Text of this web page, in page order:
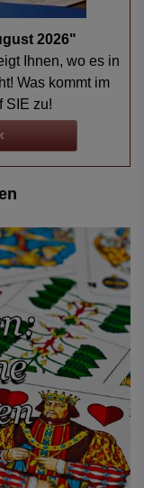
2026"
Ihnen, wo es in
Was kommt im
SIE zu!